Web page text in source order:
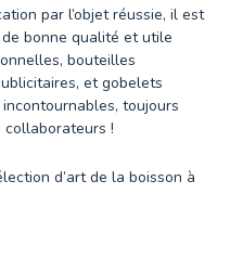
par l’objet réussie, il est
bonne qualité et utile
bouteilles
et gobelets
toujours
!
d’art de la boisson à